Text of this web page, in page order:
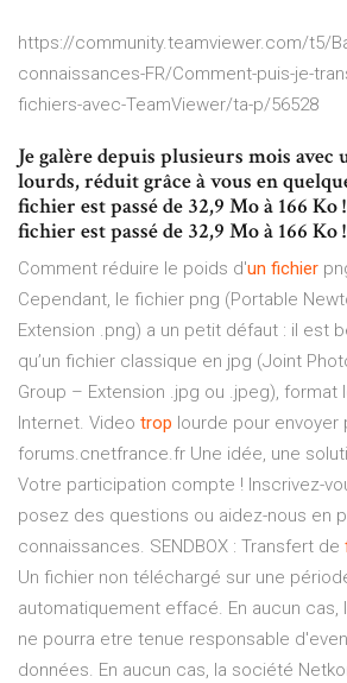
https://community.teamviewer.com/t5/
connaissances-FR/Comment-puis-je-
fichiers-avec-TeamViewer/ta-p/56528
Je galère depuis plusieurs mois
lourds, réduit grâce à vous en
fichier est passé de 32,9 Mo à 166
fichier est passé de 32,9 Mo à 166 Ko !
Comment réduire le poids d'un fichier
Cependant, le fichier png (Portable
Extension .png) a un petit défaut : il est
qu’un fichier classique en jpg (Joint
Group – Extension .jpg ou .jpeg), format
Internet. Video trop lourde pour envoyer
forums.cnetfrance.fr Une idée, une
Votre participation compte ! Inscrivez-
posez des questions ou aidez-nous en
connaissances. SENDBOX : Transfert de
Un fichier non téléchargé sur une
automatiquement effacé. En aucun cas,
ne pourra etre tenue responsable
données. En aucun cas, la société